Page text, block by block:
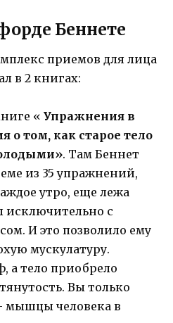
Беннете
приемов для лица
в 2 книгах:
« Упражнения в
о том, как старое тело
. Там Беннет
из 35 упражнений,
утро, еще лежа
исключительно с
И это позволило ему
мускулатуру.
а тело приобрело
Вы только
мышцы человека в